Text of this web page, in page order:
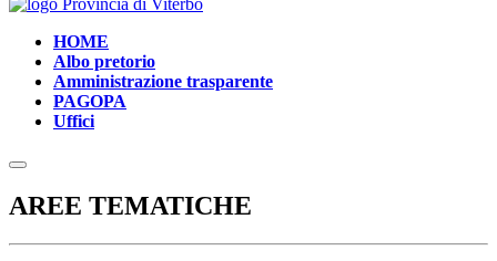
HOME
Albo pretorio
Amministrazione trasparente
PAGOPA
Uffici
AREE TEMATICHE